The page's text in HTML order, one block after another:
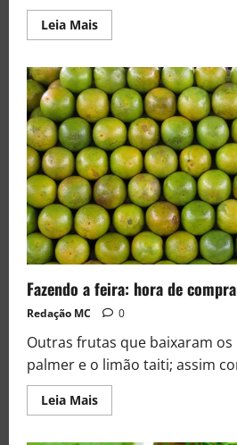
Leia Mais
Fazendo a feira: hora de
Redação MC 0
Outras frutas que baixaram os
palmer e o limão taiti; assim
Leia Mais